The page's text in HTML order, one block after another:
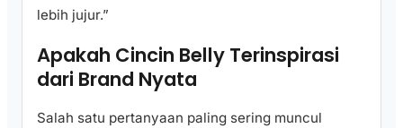
lebih jujur.”
Apakah Cincin Belly Terinspirasi
dari Brand Nyata
Salah satu pertanyaan paling sering muncul